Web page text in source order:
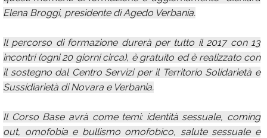
Elena Broggi, presidente di Agedo Verbania.
Il percorso di formazione durerà per tutto il 2017 con 13
incontri (ogni 20 giorni circa), è gratuito ed è realizzato con
il sostegno dal Centro Servizi per il Territorio Solidarietà e
Sussidiarietà di Novara e Verbania.
Il Corso Base avrà come temi: identità sessuale, coming
out, omofobia e bullismo omofobico, salute sessuale e